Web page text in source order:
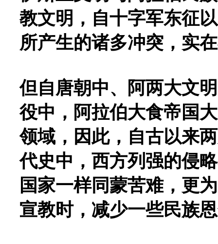
教文明，自十字军东征
所产生的诸多冲突，实
但自唐朝中、阿两大文
役中，阿拉伯大食帝国
领域，因此，自古以来
代史中，西方列强的侵
国家一样同蒙苦难，更
宣教时，减少一些民族